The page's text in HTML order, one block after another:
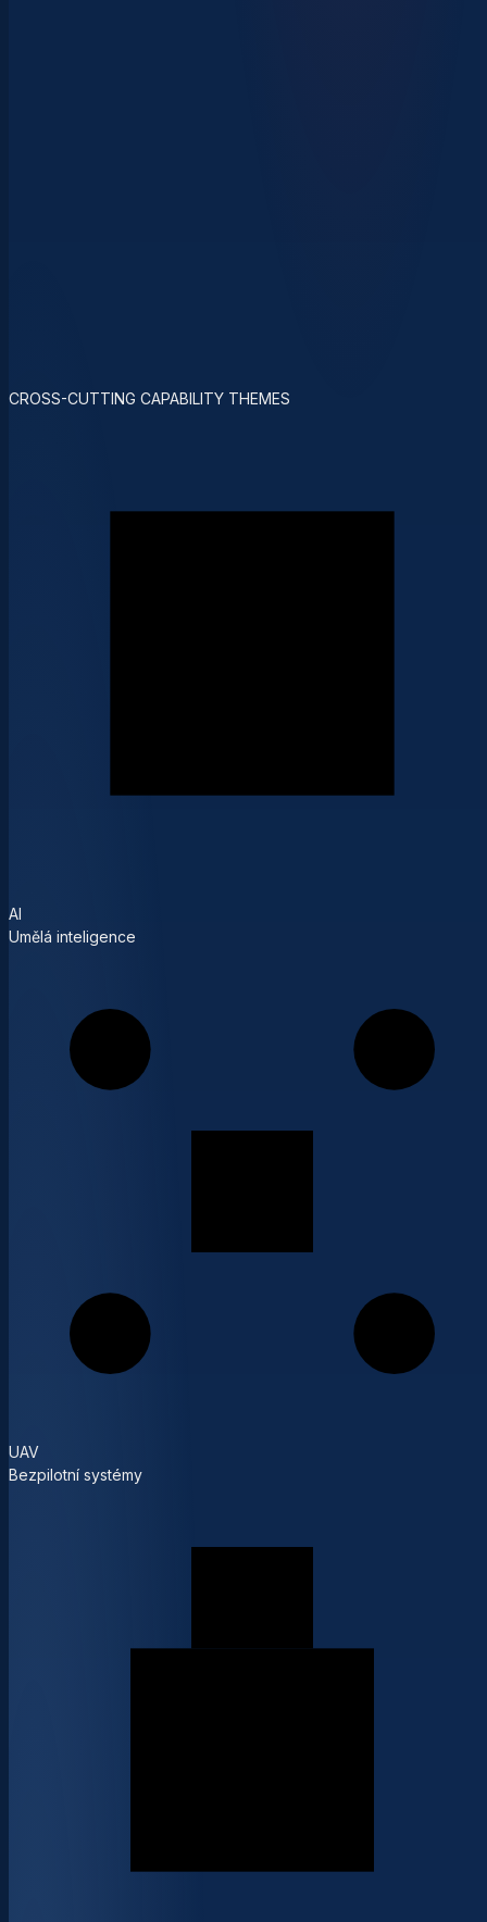
CROSS-CUTTING CAPABILITY THEMES
AI
Umělá inteligence
UAV
Bezpilotní systémy